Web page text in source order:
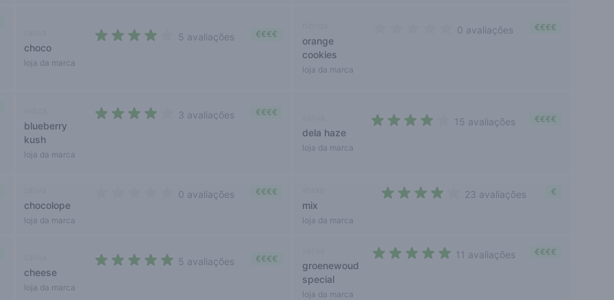
choco
loja da marca
5 avaliações €€€€
orange
cookies
loja da marca
0 avaliações €€€€
blueberry
kush
loja da marca
3 avaliações €€€€
dela haze
loja da marca
15 avaliações €€€€
chocolope
loja da marca
0 avaliações €€€€
mix
loja da marca
23 avaliações €
cheese
loja da marca
5 avaliações €€€€
groenewoud
special
loja da marca
11 avaliações €€€€